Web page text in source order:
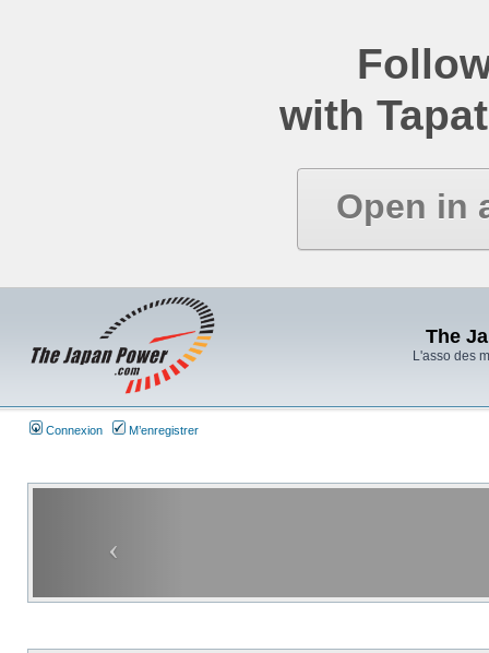
with
Open in
The
L'asso des
Connexion M’enregistrer